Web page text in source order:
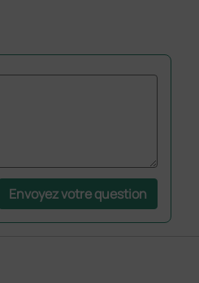
Envoyez votre question